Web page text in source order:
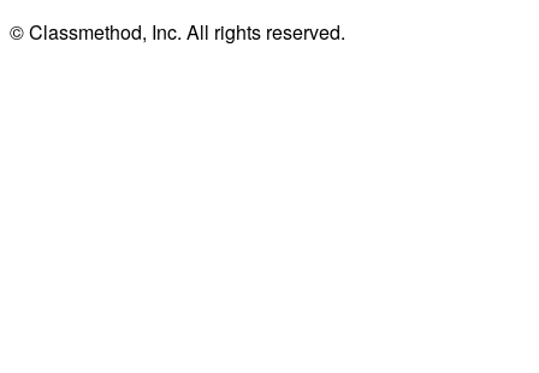
© Classmethod, Inc. All rights reserved.